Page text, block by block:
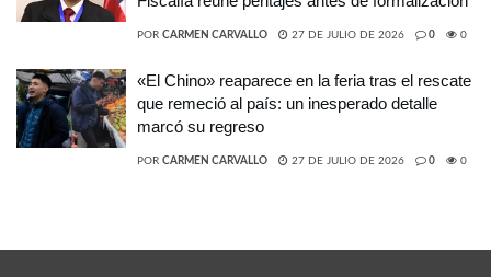
POR CARMEN CARVALLO 27 DE JULIO DE 2026 0 0
«El Chino» reaparece en la feria tras el rescate
que remeció al país: un inesperado detalle
marcó su regreso
POR CARMEN CARVALLO 27 DE JULIO DE 2026 0 0